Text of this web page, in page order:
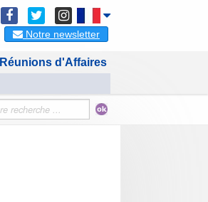
Notre newsletter
Réunions d'Affaires